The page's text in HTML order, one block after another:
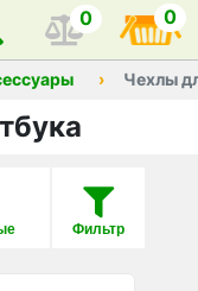
0 0
Чехлы
Фильтр